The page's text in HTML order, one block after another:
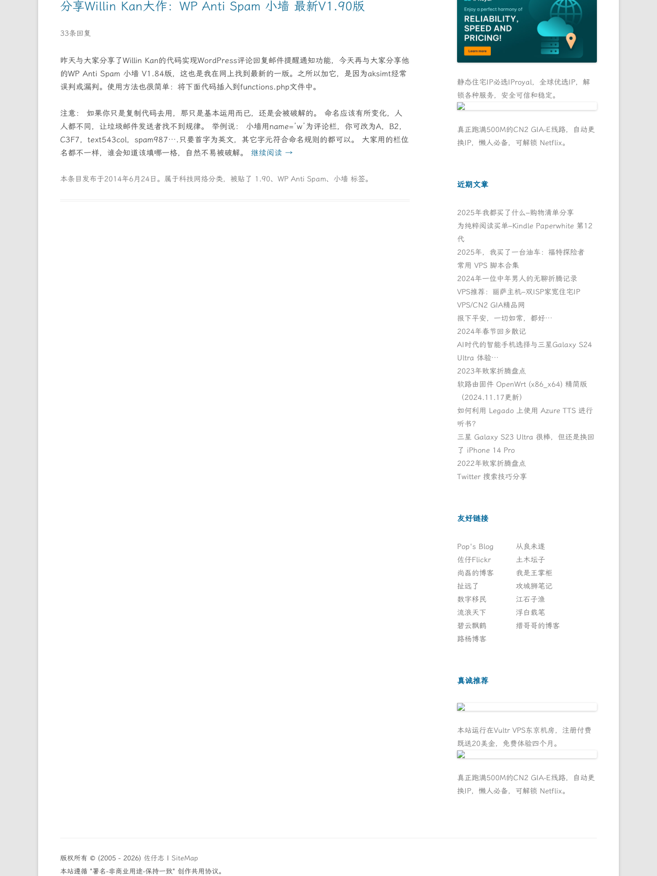
分享Willin Kan大作：WP Anti Spam 小墙 最新V1.90版
33条回复
昨天与大家分享了Willin Kan的代码实现WordPress评论回复邮件提醒通知功能，今天再与大家分享他
的WP Anti Spam 小墙 V1.84版，这也是我在网上找到最新的一版。之所以加它，是因为aksimt经常
误判或漏判。使用方法也很简单：将下面代码插入到functions.php文件中。
注意： 如果你只是复制代码去用，那只是基本运用而已，还是会被破解的。 命名应该有所变化，人
人都不同，让垃圾邮件发送者找不到规律。 举例说： 小墙用name=’w’为评论栏，你可改为A，B2，
C3F7，text543col，spam987….只要首字为英文，其它字元符合命名规则的都可以。 大家用的栏位
名都不一样，谁会知道该填哪一格，自然不易被破解。 继续阅读 →
本条目发布于2014年6月24日 。属于科技网络分类，被贴了 1.90、WP Anti Spam、 小墙 标签。
静态住宅IP必选IProyal，全球优选IP，解
锁各种服务，安全可信和稳定。
真正跑满500M的CN2 GIA-E线路，自动更
换IP，懒人必备，可解锁 Netflix。
近期文章
2025年我都买了什么–购物清单分享
为纯粹阅读买单–Kindle Paperwhite 第12
代
2025年，我买了一台油车：福特探险者
常用 VPS 脚本合集
2024年一位中年男人的无聊折腾记录
VPS推荐：丽萨主机–双ISP家宽住宅IP
VPS/CN2 GIA精品网
报下平安，一切如常，都好…
2024年春节回乡散记
AI时代的智能手机选择与三星Galaxy S24
Ultra 体验…
2023年败家折腾盘点
软路由固件 OpenWrt (x86_x64) 精简版
（2024.11.17更新）
如何利用 Legado 上使用 Azure TTS 进行
听书？
三星 Galaxy S23 Ultra 很棒，但还是换回
了 iPhone 14 Pro
2022年败家折腾盘点
Twitter 搜索技巧分享
友好链接
Pop's Blog
从良未遂
佐仔Flickr
土木坛子
尚磊的博客
我是王掌柜
扯远了
攻城狮笔记
数字移民
江石子渔
流浪天下
浮白载笔
碧云飘鹤
缙哥哥的博客
路杨博客
真诚推荐
本站运行在Vultr VPS东京机房，注册付费
既送20美金，免费体验四个月。
真正跑满500M的CN2 GIA-E线路，自动更
换IP，懒人必备，可解锁 Netflix。
版权所有 © (2005 - 2026)佐仔志 |SiteMap
本站遵循 "署名-非商业用途-保持一致" 创作共用协议。